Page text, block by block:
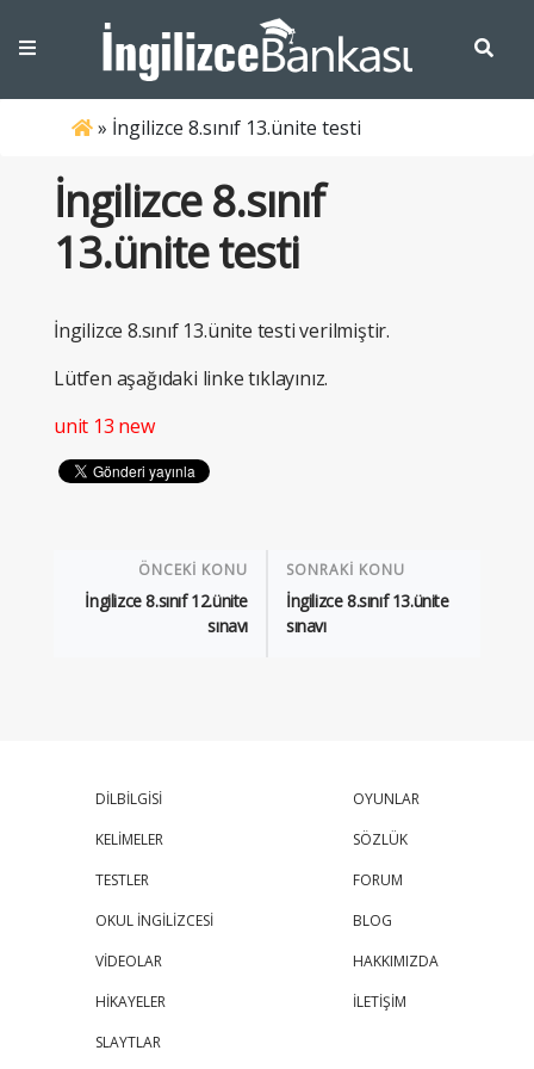
» İngilizce 8.sınıf 13.ünite testi
İngilizce 8.sınıf
13.ünite testi
İngilizce 8.sınıf 13.ünite testi verilmiştir.
Lütfen aşağıdaki linke tıklayınız.
unit 13 new
ÖNCEKİ KONU
İngilizce 8.sınıf 12.ünite
sınavı
SONRAKİ KONU
İngilizce 8.sınıf 13.ünite
sınavı
DİLBİLGİSİ
KELİMELER
TESTLER
OKUL İNGİLİZCESİ
VİDEOLAR
HİKAYELER
SLAYTLAR
OYUNLAR
SÖZLÜK
FORUM
BLOG
HAKKIMIZDA
İLETİŞİM